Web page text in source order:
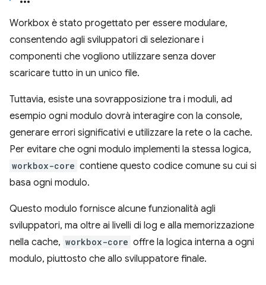
Workbox è stato progettato per essere modulare,
consentendo agli sviluppatori di selezionare i
componenti che vogliono utilizzare senza dover
scaricare tutto in un unico file.
Tuttavia, esiste una sovrapposizione tra i moduli, ad
esempio ogni modulo dovrà interagire con la console,
generare errori significativi e utilizzare la rete o la cache.
Per evitare che ogni modulo implementi la stessa logica,
workbox-core contiene questo codice comune su cui si
basa ogni modulo.
Questo modulo fornisce alcune funzionalità agli
sviluppatori, ma oltre ai livelli di log e alla memorizzazione
nella cache, workbox-core offre la logica interna a ogni
modulo, piuttosto che allo sviluppatore finale.